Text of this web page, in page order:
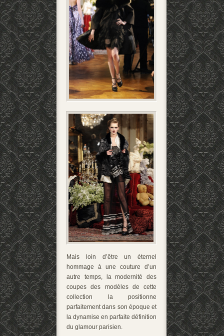
Mais loin d’être un éternel
hommage à une couture d’un
autre temps, la modernité des
coupes des modèles de cette
collection la positionne
parfaitement dans son époque et
la dynamise en parfaite définition
du glamour parisien.